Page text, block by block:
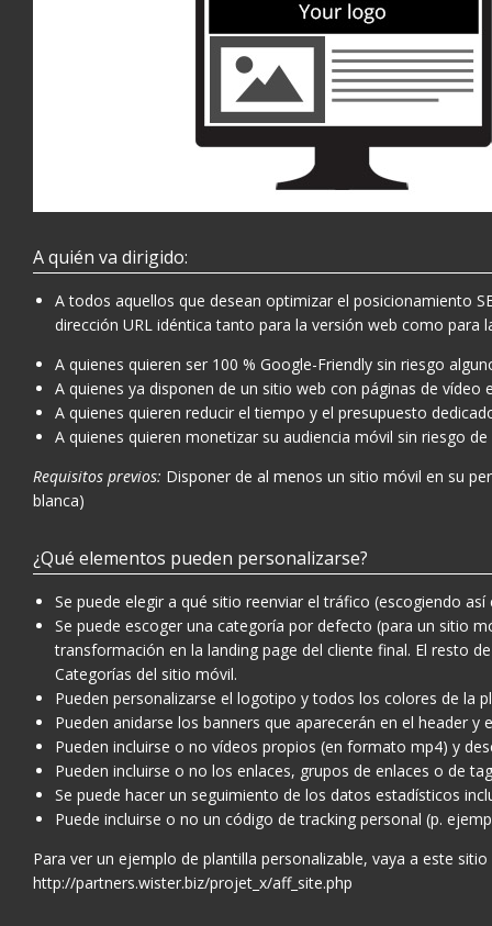
A quién va dirigido:
A todos aquellos que desean optimizar el posicionamiento
dirección URL idéntica tanto para la versión web como para
A quienes quieren ser 100 % Google-Friendly sin riesgo
A quienes ya disponen de un sitio web con páginas de vídeo
A quienes quieren reducir el tiempo y el presupuesto
A quienes quieren monetizar su audiencia móvil sin riesgo
Requisitos previos: Disponer de al menos un sitio móvil en su
blanca)
¿Qué elementos pueden personalizarse?
Se puede elegir a qué sitio reenviar el tráfico (escogiendo
Se puede escoger una categoría por defecto (para un sitio
transformación en la landing page del cliente final. El resto
Categorías del sitio móvil.
Pueden personalizarse el logotipo y todos los colores de la
Pueden anidarse los banners que aparecerán en el header y
Pueden incluirse o no vídeos propios (en formato mp4) y
Pueden incluirse o no los enlaces, grupos de enlaces o de
Se puede hacer un seguimiento de los datos estadísticos
Puede incluirse o no un código de tracking personal (p.
Para ver un ejemplo de plantilla personalizable, vaya a este
http://partners.wister.biz/projet_x/aff_site.php